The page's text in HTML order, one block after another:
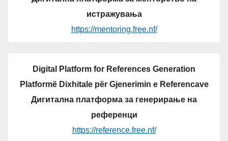
истражувања
https://mentoring.free.nf/
Digital Platform for References Generation
Platformë Dixhitale për Gjenerimin e Referencave
Дигитална платформа за генерирање на
референци
https://reference.free.nf/